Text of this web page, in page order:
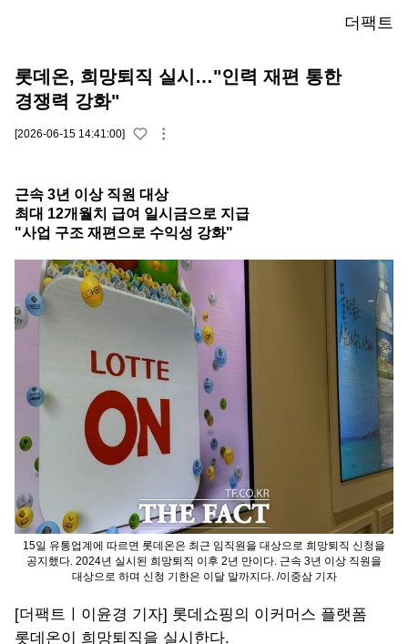
더팩트
롯데온, 희망퇴직 실시…"인력 재편 통한
경쟁력 강화"
[2026-06-15 14:41:00]
근속 3년 이상 직원 대상
최대 12개월치 급여 일시금으로 지급
"사업 구조 재편으로 수익성 강화"
15일 유통업계에 따르면 롯데온은 최근 임직원을 대상으로 희망퇴직 신청을
공지했다. 2024년 실시된 희망퇴직 이후 2년 만이다. 근속 3년 이상 직원을
대상으로 하며 신청 기한은 이달 말까지다. /이중삼 기자
[더팩트ㅣ이윤경 기자] 롯데쇼핑의 이커머스 플랫폼
롯데온이 희망퇴직을 실시한다.